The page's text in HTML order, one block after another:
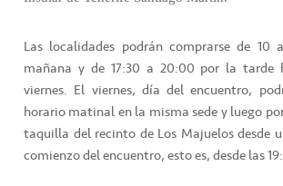
Las localidades podrán comprarse de 10
mañana y de 17:30 a 20:00 por la tarde
viernes. El viernes, día del encuentro,
horario matinal en la misma sede y luego
taquilla del recinto de Los Majuelos desde
comienzo del encuentro, esto es, desde las